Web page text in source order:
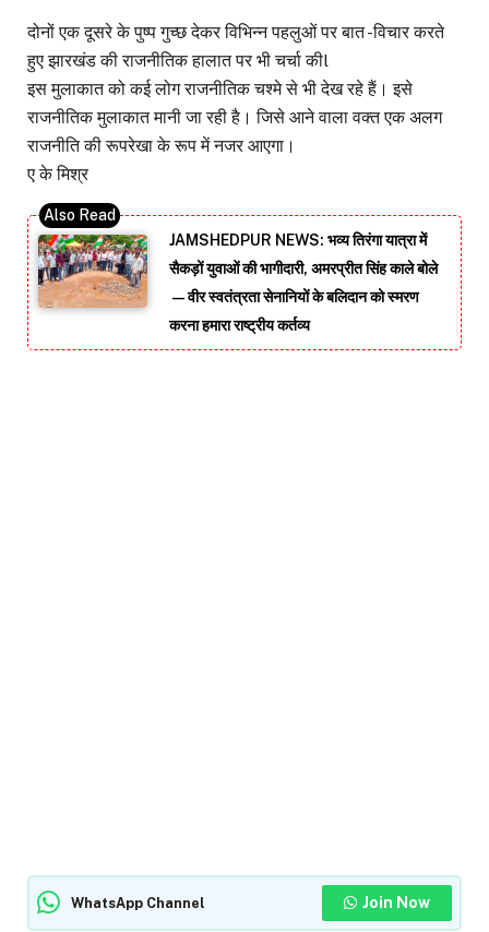
दोनों एक दूसरे के पुष्प गुच्छ देकर विभिन्न पहलुओं पर बात -विचार करते
हुए झारखंड की राजनीतिक हालात पर भी चर्चा कीl
इस मुलाकात को कई लोग राजनीतिक चश्मे से भी देख रहे हैं। इसे
राजनीतिक मुलाकात मानी जा रही है। जिसे आने वाला वक्त एक अलग
राजनीति की रूपरेखा के रूप में नजर आएगा।
ए के मिश्र
JAMSHEDPUR NEWS: भव्य तिरंगा यात्रा में
सैकड़ों युवाओं की भागीदारी, अमरप्रीत सिंह काले बोले
—वीर स्वतंत्रता सेनानियों के बलिदान को स्मरण
करना हमारा राष्ट्रीय कर्तव्य
WhatsApp Channel Join Now